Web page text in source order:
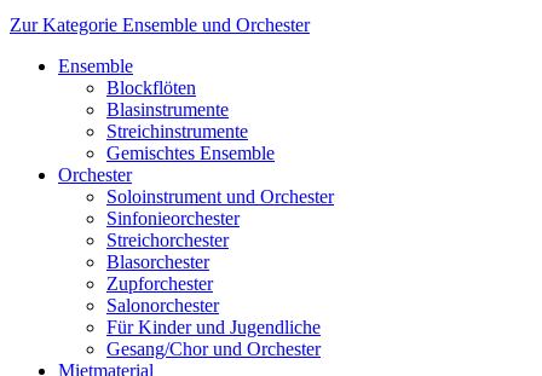
Zur Kategorie Ensemble und Orchester
Ensemble
Blockflöten
Blasinstrumente
Streichinstrumente
Gemischtes Ensemble
Orchester
Soloinstrument und Orchester
Sinfonieorchester
Streichorchester
Blasorchester
Zupforchester
Salonorchester
Für Kinder und Jugendliche
Gesang/Chor und Orchester
Mietmaterial